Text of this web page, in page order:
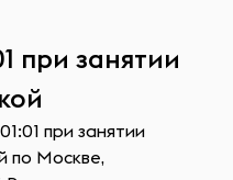
при занятии
при занятии
по Москве,